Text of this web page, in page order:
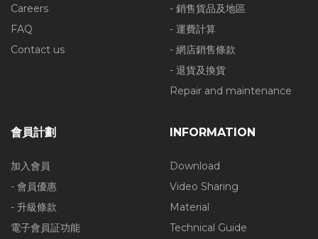
Careers
FAQ
Contact us
- 銷售貨品及地區
- 運費計算
- 網店銷售條款
- 退貨及換貨
Repair and maintenance
會員計劃
加入會員
- 會員優惠
- 升級條款
電子會員証功能
INFORMATION
Download
Video Sharing
Material
Technical Guide